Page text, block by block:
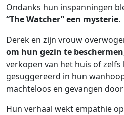
Ondanks hun inspanningen
“The Watcher” een mysterie.
Derek en zijn vrouw
om hun gezin te beschermen
verkopen van het huis of
gesuggereerd in hun
machteloos en gevangen
Hun verhaal wekt empathie